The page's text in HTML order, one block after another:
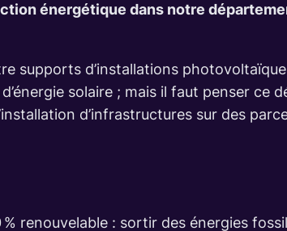
énergétique dans notre
supports d’installations
solaire ; mais il faut penser
d’infrastructures sur des
% renouvelable : sortir des énergies